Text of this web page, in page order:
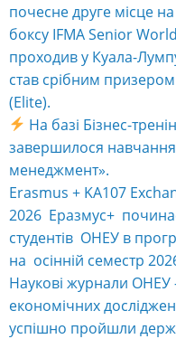
почесне друге місце на
боксу IFMA Senior
проходив у Куала-
став срібним призером
(Elite).
На базі Бізнес-
завершилося
менеджмент».
Erasmus + KA107
2026 Еразмус+
студентів ОНЕУ в
на осінній семестр
Наукові журнали ОНЕУ
економічних
успішно пройшли